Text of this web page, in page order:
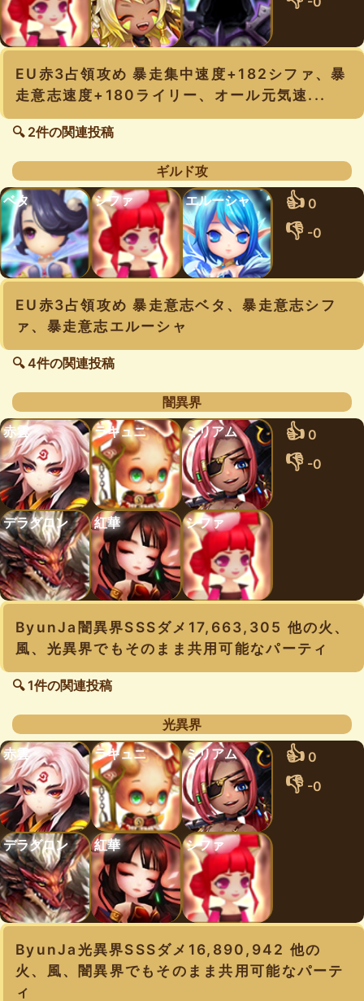
EU赤3占領攻め 暴走集中速度+182シファ、暴
走意志速度+180ライリー、オール元気速...
🔍 2件の関連投稿
ギルド攻
ベタ
シファ エルーシャ 👍 0
👎 -0
EU赤3占領攻め 暴走意志ベタ、暴走意志シフ
ァ、暴走意志エルーシャ
🔍 4件の関連投稿
闇異界
赤雲
ラキュニ ミリアム 👍 0
👎 -0
デラグロン 紅華 シファ
ByunJa闇異界SSSダメ17,663,305 他の火、
風、光異界でもそのまま共用可能なパーティ
🔍 1件の関連投稿
光異界
赤雲
ラキュニ ミリアム 👍 0
👎 -0
デラグロン 紅華 シファ
ByunJa光異界SSSダメ16,890,942 他の
火、風、闇異界でもそのまま共用可能なパーテ
ィ